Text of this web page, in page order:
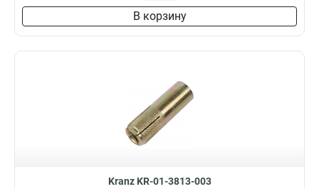
В корзину
Kranz KR-01-3813-003